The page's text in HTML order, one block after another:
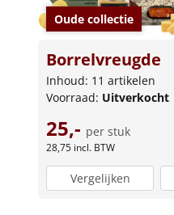
Oude collectie
Borrelvreugde
Inhoud: 11 artikelen
Voorraad: Uitverkocht
25,- per stuk
28,75 incl. BTW
Vergelijken